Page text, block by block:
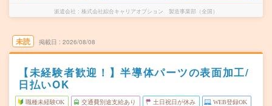
派遣会社 株式会社綜合キャリアオプション 製造事業部（全国）
未読 掲載日 2026/08/08
【未経験者歓迎！】半導体パーツの表面加工/
日払いOK
職種未経験OK 交通費別途支給あり 土日祝日が休み WEB登録OK